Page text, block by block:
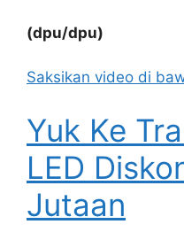
(dpu/dpu)
Saksikan video di
Yuk Ke
LED
Jutaan